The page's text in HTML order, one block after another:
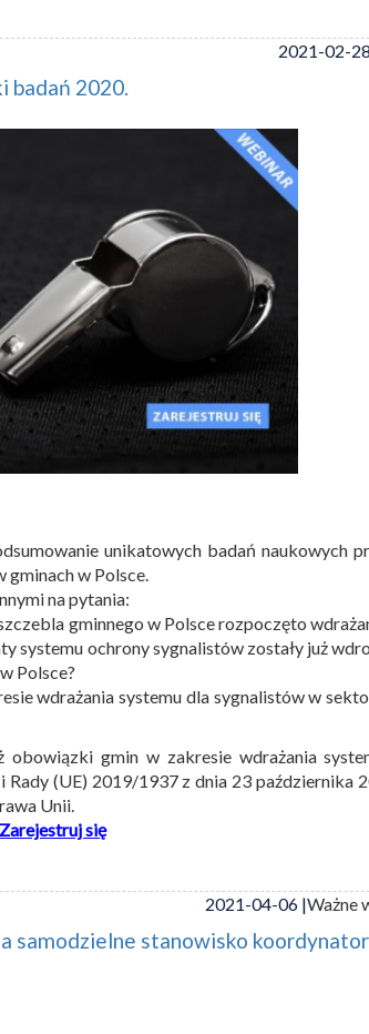
2021-02-
badań 2020.
unikatowych badań naukowych
gminach w Polsce.
na pytania:
gminnego w Polsce rozpoczęto
systemu ochrony sygnalistów zostały już
Polsce?
wdrażania systemu dla sygnalistów w
obowiązki gmin w zakresie wdrażania
(UE) 2019/1937 z dnia 23 października
Unii.
Zarejestruj się
2021-04-06 |Ważne
samodzielne stanowisko